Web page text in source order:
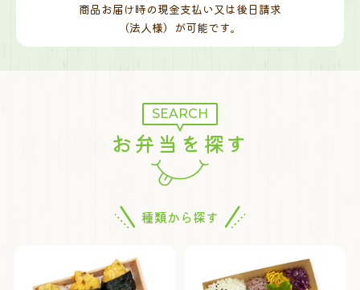
商品お届け時の現金支払い又は後日請求
（法人様）が可能です。
SEARCH
お弁当を探す
種類から探す